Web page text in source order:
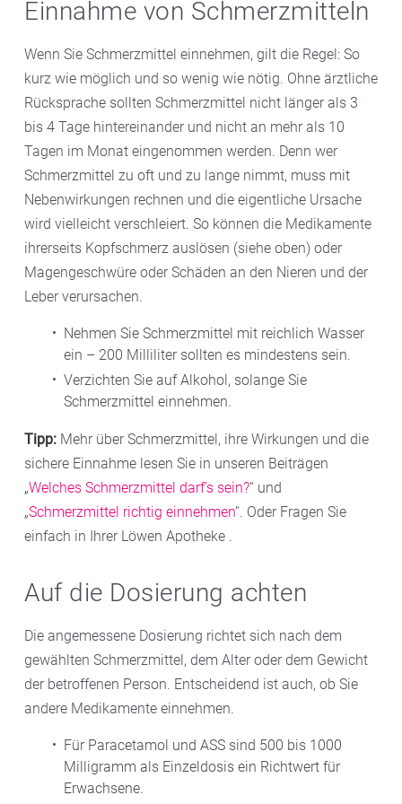
15 Tagen im Monat ein einfaches Schmerzmittel
einnehmen. Bei Triptanen kann sich der Effekt schon
früher zeigen.
Das ist zu beachten:Der Wirkstoff ASS ist in der
Schwangerschaftswoche nicht mehr zum Einsatz
kommen. Unter anderem weil die Wirkstoffe die
Blutungsneigung erhöhen.
Das ist zu beachten:Es gibt die Wirkstoffe für kleinere
Kinder als Zäpfchen oder Säfte, für Schulkinder in
Form von Tabletten oder Schmelztabletten. Niedrig
dosiert ist Ibuprofen ab dem dritten Lebensmonat
zugelassen, Paracetamol ohne Altersbeschränkung.
Bei kleineren Kindern richtet sich die Dosierung neben
dem Alter auch nach dem Körpergewicht. Gerade
Paracetamol darf aufgrund möglicher
Leberschädigung nicht zu viel eingenommen werden.
Beachten Sie daher die Tageshöchstdosis –
insbesondere, wenn Ihr Kind weitere Medikamente
bekommt. Der Wirkstoff ASS sollte bei Kindern unter
nicht bei fieberhaften Infekten. Es besteht das Risiko
eines Reye-Syndroms, einer seltenen, aber potenziell
tödlichen Erkrankung von Gehirn und Leber.
Scheuen Sie sich nicht, uns Ihre Fragen zum Thema
Kopfschmerzen bei Kindern zu stellen. Wir helfen
Ihnen, das richtige Produkt mit der exakten
Dosierung und Darreichungsform zu finden.
Einnahme von Schmerzmitteln
Wenn Sie Schmerzmittel einnehmen, gilt die Regel: So
kurz wie möglich und so wenig wie nötig. Ohne ärztliche
Rücksprache sollten Schmerzmittel nicht länger als 3
bis 4 Tage hintereinander und nicht an mehr als 10
Tagen im Monat eingenommen werden. Denn wer
Schmerzmittel zu oft und zu lange nimmt, muss mit
Nebenwirkungen rechnen und die eigentliche Ursache
wird vielleicht verschleiert. So können die Medikamente
ihrerseits Kopfschmerz auslösen (siehe oben) oder
Magengeschwüre oder Schäden an den Nieren und der
Leber verursachen.
Nehmen Sie Schmerzmittel mit reichlich Wasser
ein – 200 Milliliter sollten es mindestens sein.
Verzichten Sie auf Alkohol, solange Sie
Schmerzmittel einnehmen.
Tipp: Mehr über Schmerzmittel, ihre Wirkungen und die
sichere Einnahme lesen Sie in unseren Beiträgen
„Welches Schmerzmittel darf’s sein?“ und
„Schmerzmittel richtig einnehmen“. Oder Fragen Sie
einfach in Ihrer Löwen Apotheke .
Auf die Dosierung achten
Die angemessene Dosierung richtet sich nach dem
gewählten Schmerzmittel, dem Alter oder dem Gewicht
der betroffenen Person. Entscheidend ist auch, ob Sie
andere Medikamente einnehmen.
Für Paracetamol und ASS sind 500 bis 1000
Milligramm als Einzeldosis ein Richtwert für
Erwachsene.